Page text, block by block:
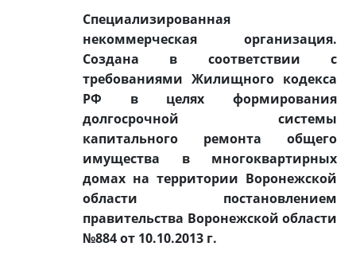
Специализированная
некоммерческая организация.
Создана в соответствии с
требованиями Жилищного кодекса
РФ в целях формирования
долгосрочной системы
капитального ремонта общего
имущества в многоквартирных
домах на территории Воронежской
области постановлением
правительства Воронежской области
№884 от 10.10.2013 г.